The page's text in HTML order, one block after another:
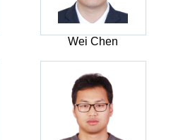
Wei Chen